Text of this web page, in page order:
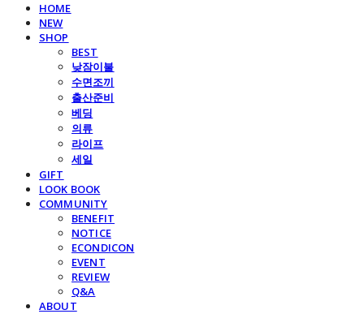
HOME
NEW
SHOP
BEST
낮잠이불
수면조끼
출산준비
베딩
의류
라이프
세일
GIFT
LOOK BOOK
COMMUNITY
BENEFIT
NOTICE
ECONDICON
EVENT
REVIEW
Q&A
ABOUT